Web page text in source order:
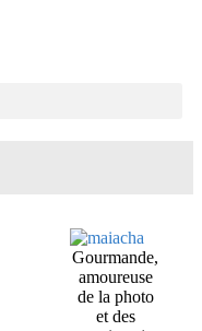
Gourmande,
amoureuse
de la photo
et des